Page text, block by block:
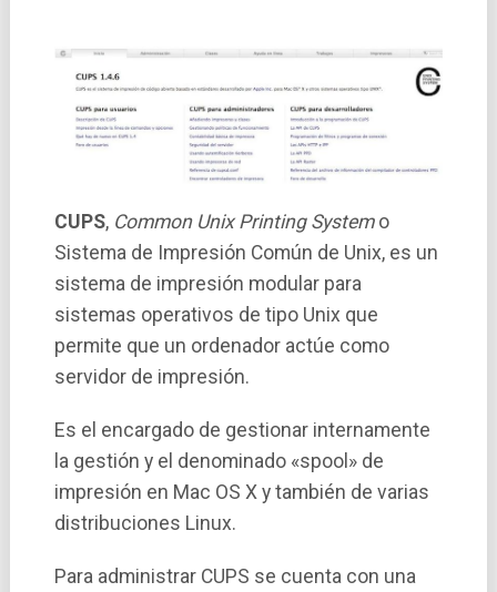
CUPS, Common Unix Printing Systemo
Sistema de Impresión Común de Unix, es un
sistema de impresión modular para
sistemas operativos de tipo Unix que
permite que un ordenador actúe como
servidor de impresión.
Es el encargado de gestionar internamente
la gestión y el denominado «spool» de
impresión en Mac OS X y también de varias
distribuciones Linux.
Para administrar CUPS se cuenta con una